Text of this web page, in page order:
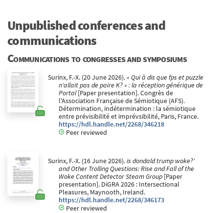
Unpublished conferences and
communications
Communications to congresses and symposiums
Surinx, F.-X. (20 June 2026).« Qui à dis que fps et puzzle
n'allait pas de paire K? » : la réception générique de
Portal[Paper presentation]. Congrès de
l'Association Française de Sémiotique (AFS).
Détermination, indétermination : la sémiotique
entre prévisibilité et imprévsibilité, Paris, France.
https://hdl.handle.net/2268/346218
Peer reviewed
Surinx, F.-X. (16 June 2026).is dondald trump woke?'
and Other Trolling Questions: Rise and Fall of the
Woke Content Detector Steam Group [Paper
presentation]. DiGRA 2026 : Intersectional
Pleasures, Maynooth, Ireland.
https://hdl.handle.net/2268/346173
Peer reviewed